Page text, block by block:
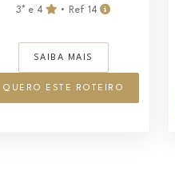
3* e 4
• Ref 14
SAIBA MAIS
QUERO ESTE ROTEIRO